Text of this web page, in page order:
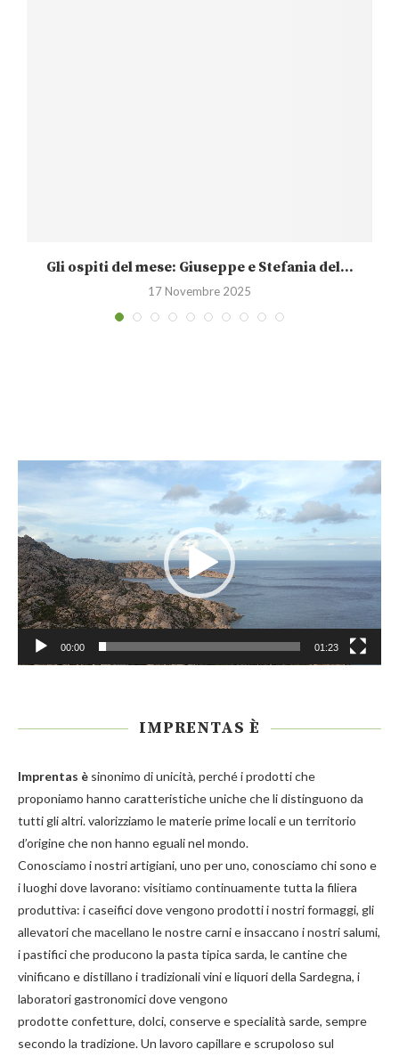
Gli ospiti del mese: Giuseppe e Stefania del...
17 Novembre 2025
Player
00:00 01:23
IMPRENTAS È
Imprentas è sinonimo di unicità, perché i prodotti che
proponiamo hanno caratteristiche uniche che li distinguono da
tutti gli altri. valorizziamo le materie prime locali e un territorio
d’origine che non hanno eguali nel mondo.
Conosciamo i nostri artigiani, uno per uno, conosciamo chi sono e
i luoghi dove lavorano: visitiamo continuamente tutta la filiera
produttiva: i caseifici dove vengono prodotti i nostriformaggi, gli
allevatori che macellano le nostrecarnie insaccano i nostri salumi,
i pastifici che producono la pasta tipica sarda, le cantine che
vinificano e distillano i tradizionalivini e liquoridella Sardegna, i
laboratori gastronomici dove vengono
prodotteconfetture, dolci, conservee specialità sarde, sempre
secondo la tradizione. Un lavoro capillare e scrupoloso sul